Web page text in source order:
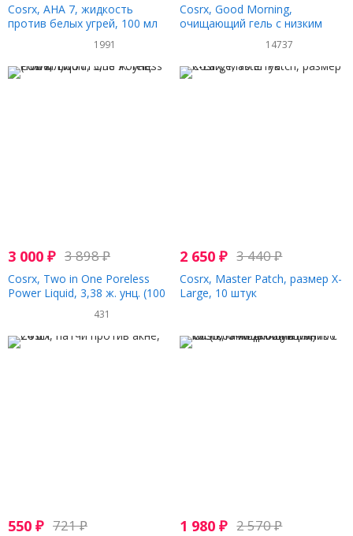
Cosrx, AHA 7, жидкость
против белых угрей, 100 мл
1991
Cosrx, Good Morning,
очищающий гель с низким
14737
3 000 ₽ 3 898₽
Cosrx, Two in One Poreless
Power Liquid, 3,38 ж. унц. (100
431
2 650₽ 3 440₽
Cosrx, Master Patch, размер X-
Large, 10 штук
550 ₽ 721₽ 1 980₽ 2 570₽